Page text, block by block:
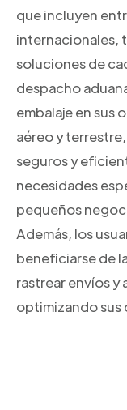
que incluyen
internacionales,
soluciones de
despacho
embalaje en sus
aéreo y
seguros y
necesidades
pequeños
Además, los
beneficiarse de
rastrear envíos
optimizando sus